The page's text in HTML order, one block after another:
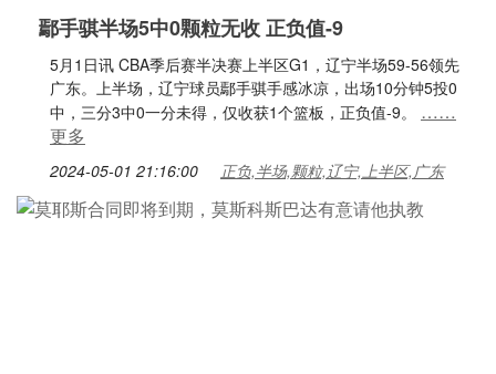
鄢手骐半场5中0颗粒无收 正负值-9
5月1日讯 CBA季后赛半决赛上半区G1，辽宁半场59-56领先
广东。上半场，辽宁球员鄢手骐手感冰凉，出场10分钟5投0
中，三分3中0一分未得，仅收获1个篮板，正负值-9。 ……
更多
2024-05-01 21:16:00 正负,半场,颗粒,辽宁,上半区,广东